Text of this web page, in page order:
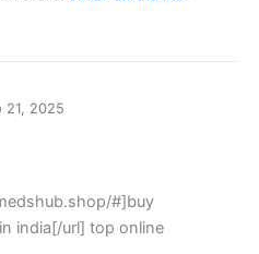
21, 2025
#]buy
india[/url] top online